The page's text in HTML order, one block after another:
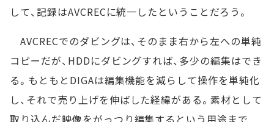
して、記録はAVCRECに統一したということだろう。
AVCRECでのダビングは、そのまま右から左への単純
コピーだが、HDDにダビングすれば、多少の編集はでき
る。もともとDIGAは編集機能を減らして操作を単純化
し、それで売り上げを伸ばした経緯がある。素材として